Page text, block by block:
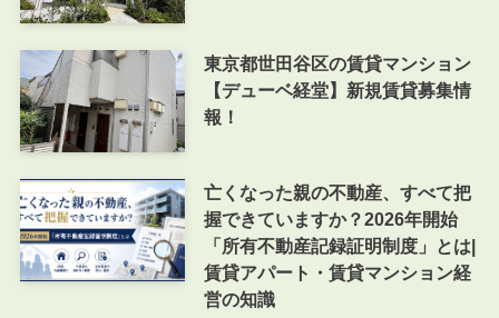
東京都世田谷区の賃貸マンション
【デューベ経堂】新規賃貸募集情
報！
亡くなった親の不動産、すべて把
握できていますか？2026年開始
「所有不動産記録証明制度」とは|
賃貸アパート・賃貸マンション経
営の知識